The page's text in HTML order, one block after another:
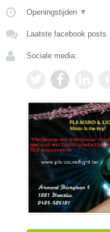
Openingstijden ▼
Laatste facebook posts
Sociale media: